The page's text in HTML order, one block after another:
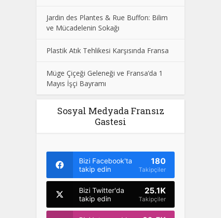
Jardin des Plantes & Rue Buffon: Bilim
ve Mücadelenin Sokağı
Plastik Atık Tehlikesi Karşısında Fransa
Müge Çiçeği Geleneği ve Fransa’da 1
Mayıs İşçi Bayramı
Sosyal Medyada Fransız
Gastesi
Bizi Facebook'ta
takip edin
180
Takipçiler
Bizi Twitter'da
takip edin
25.1K
Takipçiler